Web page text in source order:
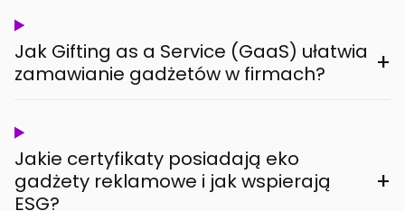
Jak Gifting as a Service (GaaS) ułatwia
zamawianie gadżetów w firmach?
+
Jakie certyfikaty posiadają eko
gadżety reklamowe i jak wspierają
ESG?
+